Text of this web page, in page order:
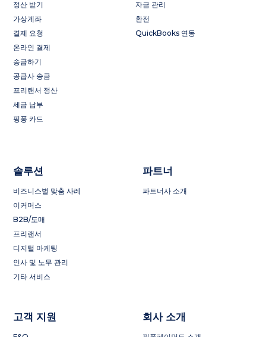
정산 받기
가상계좌
결제 요청
온라인 결제
송금하기
공급사 송금
프리랜서 정산
세금 납부
핑퐁 카드
자금 관리
환전
QuickBooks 연동
솔루션
비즈니스별 맞춤 사례
이커머스
B2B/도매
프리랜서
디지털 마케팅
인사 및 노무 관리
기타 서비스
파트너
파트너사 소개
고객 지원 회사 소개